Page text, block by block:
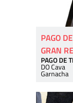
PAGO
GRAN
PAGO DE
DO Cava
Garnacha